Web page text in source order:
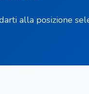
alla posizione